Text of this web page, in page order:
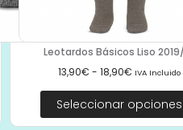
Leotardos Básicos Liso 2019/
13,90€ - 18,90€ IVA Incluido
Seleccionar opciones